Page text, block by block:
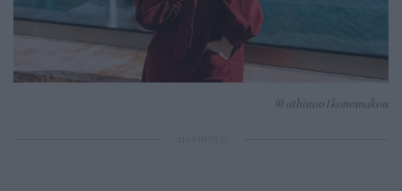
@athinao1konomakou